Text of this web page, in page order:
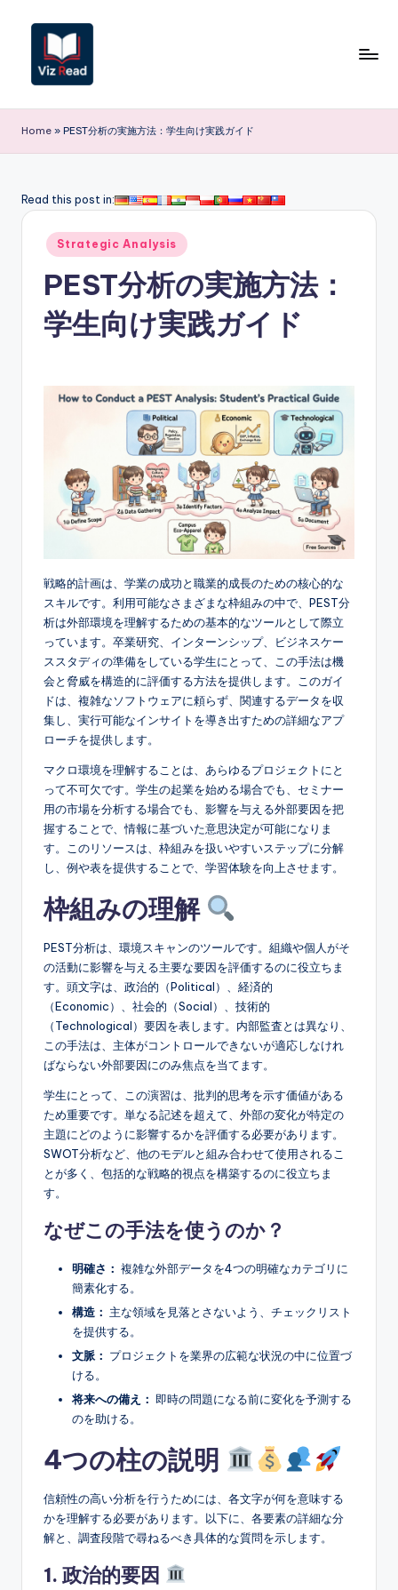
content
iz
R
a
o
w
&
D
g
it
si
Home » PEST分析の実施方法：学生向け実践ガイド
Read this post in:
Posted
in
Strategic Analysis
PEST分析の実施方法：
学生向け実践ガイド
戦略的計画は、学業の成功と職業的成長のための核心的な
スキルです。利用可能なさまざまな枠組みの中で、PEST分
析は外部環境を理解するための基本的なツールとして際立
っています。卒業研究、インターンシップ、ビジネスケー
ススタディの準備をしている学生にとって、この手法は機
会と脅威を構造的に評価する方法を提供します。このガイ
ドは、複雑なソフトウェアに頼らず、関連するデータを収
集し、実行可能なインサイトを導き出すための詳細なアプ
ローチを提供します。
マクロ環境を理解することは、あらゆるプロジェクトにと
って不可欠です。学生の起業を始める場合でも、セミナー
用の市場を分析する場合でも、影響を与える外部要因を把
握することで、情報に基づいた意思決定が可能になりま
す。このリソースは、枠組みを扱いやすいステップに分解
し、例や表を提供することで、学習体験を向上させます。
枠組みの理解
PEST分析は、環境スキャンのツールです。組織や個人がそ
の活動に影響を与える主要な要因を評価するのに役立ちま
す。頭文字は、政治的（Political）、経済的
（Economic）、社会的（Social）、技術的
（Technological）要因を表します。内部監査とは異なり、
この手法は、主体がコントロールできないが適応しなけれ
ばならない外部要因にのみ焦点を当てます。
学生にとって、この演習は、批判的思考を示す価値がある
ため重要です。単なる記述を超えて、外部の変化が特定の
主題にどのように影響するかを評価する必要があります。
SWOT分析など、他のモデルと組み合わせて使用されるこ
とが多く、包括的な戦略的視点を構築するのに役立ちま
す。
なぜこの手法を使うのか？
明確さ： 複雑な外部データを4つの明確なカテゴリに
簡素化する。
構造： 主な領域を見落とさないよう、チェックリスト
を提供する。
文脈： プロジェクトを業界の広範な状況の中に位置づ
ける。
将来への備え： 即時の問題になる前に変化を予測する
のを助ける。
4つの柱の説明
信頼性の高い分析を行うためには、各文字が何を意味する
かを理解する必要があります。以下に、各要素の詳細な分
解と、調査段階で尋ねるべき具体的な質問を示します。
1. 政治的要因